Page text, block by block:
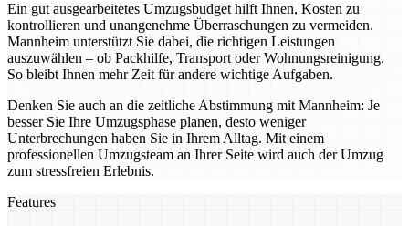
Ein gut ausgearbeitetes Umzugsbudget hilft Ihnen, Kosten zu
kontrollieren und unangenehme Überraschungen zu vermeiden.
Mannheim unterstützt Sie dabei, die richtigen Leistungen
auszuwählen – ob Packhilfe, Transport oder Wohnungsreinigung.
So bleibt Ihnen mehr Zeit für andere wichtige Aufgaben.
Denken Sie auch an die zeitliche Abstimmung mit Mannheim: Je
besser Sie Ihre Umzugsphase planen, desto weniger
Unterbrechungen haben Sie in Ihrem Alltag. Mit einem
professionellen Umzugsteam an Ihrer Seite wird auch der Umzug
zum stressfreien Erlebnis.
Features